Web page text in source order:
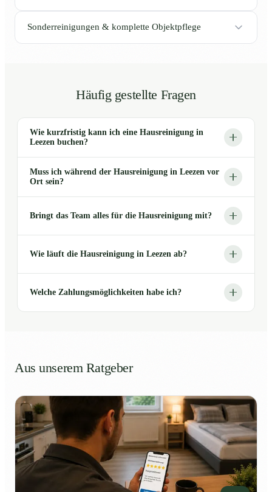
Sonderreinigungen & komplette Objektpflege
Häufig gestellte Fragen
Wie kurzfristig kann ich eine Hausreinigung in
Leezen buchen?
Muss ich während der Hausreinigung in Leezen vor
Ort sein?
Bringt das Team alles für die Hausreinigung mit?
Wie läuft die Hausreinigung in Leezen ab?
Welche Zahlungsmöglichkeiten habe ich?
Aus unserem Ratgeber